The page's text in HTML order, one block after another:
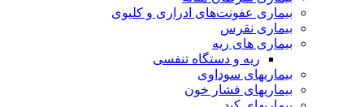
بیماری عفونت‌های ادراری و کلیوی
بیماری نقرس
بیماری های ریه
ریه و دستگاه تنفسی
بیماریهای سوداوی
بیماریهای فشار خون